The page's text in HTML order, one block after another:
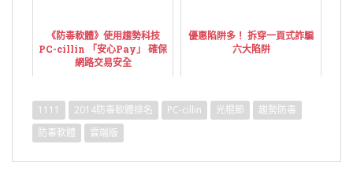
《防毒軟體》使用趨勢科技
PC-cillin 「安心Pay」 確保
網路交易安全
優惠陷阱多！ 拆穿一頁式詐騙
六大陷阱
1111 2014防毒軟體排名 PC-cillin 光棍節
趨勢防毒
防毒軟體
雲端版